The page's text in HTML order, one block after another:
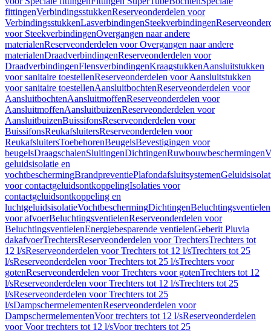
fittingenVerbindingsstukkenReserveonderdelen voor
VerbindingsstukkenLasverbindingenSteekverbindingen
voor SteekverbindingenOvergangen naar andere
materialenReserveonderdelen voor Overgangen naar andere
materialenDraadverbindingenReserveonderdelen voor
DraadverbindingenFlensverbindingenKraagstukkenAansluitstukken
voor sanitaire toestellenReserveonderdelen voor Aansluitstukken
voor sanitaire toestellenAansluitbochtenReserveonderdelen voor
AansluitbochtenAansluitmoffenReserveonderdelen voor
AansluitmoffenAansluitbuizenReserveonderdelen voor
AansluitbuizenBuissifonsReserveonderdelen voor
BuissifonsReukafsluitersReserveonderdelen voor
ReukafsluitersToebehorenBeugelsBevestigingen voor
beugelsDraagschalenSluitingenDichtingenRuwbouwbeschermingen
geluidsisolatie en
vochtbeschermingBrandpreventiePlafondafsluitsystemen
voor contactgeluidsontkoppelingIsolaties voor
contactgeluidsontkoppeling en
luchtgeluidsisolatieVochtbeschermingDichtingenBeluchtingsventielen
voor afvoerBeluchtingsventielenReserveonderdelen voor
BeluchtingsventielenEnergiebesparende ventielenGeberit Pluvia
dakafvoerTrechtersReserveonderdelen voor TrechtersTrechters tot
12 l/sReserveonderdelen voor Trechters tot 12 l/sTrechters tot 25
l/sReserveonderdelen voor Trechters tot 25 l/sTrechters voor
gotenReserveonderdelen voor Trechters voor gotenTrechters tot 12
l/sReserveonderdelen voor Trechters tot 12 l/sTrechters tot 25
l/sReserveonderdelen voor Trechters tot 25
l/sDampschermelementenReserveonderdelen voor
DampschermelementenVoor trechters tot 12 l/sReserveonderdelen
voor Voor trechters tot 12 l/sVoor trechters tot 25